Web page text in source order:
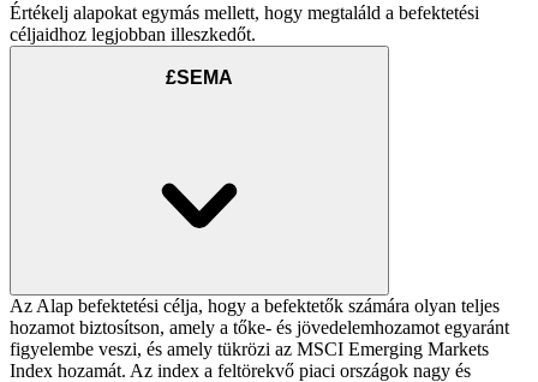
Értékelj alapokat egymás mellett, hogy megtaláld a befektetési
céljaidhoz legjobban illeszkedőt.
£SEMA
Az Alap befektetési célja, hogy a befektetők számára olyan teljes
hozamot biztosítson, amely a tőke- és jövedelemhozamot egyaránt
figyelembe veszi, és amely tükrözi az MSCI Emerging Markets
Index hozamát. Az index a feltörekvő piaci országok nagy és